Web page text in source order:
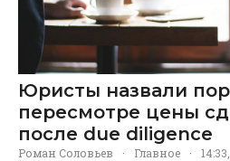
Юристы назвали
пересмотре цены
после due diligence
Роман Соловьев · Главное ·